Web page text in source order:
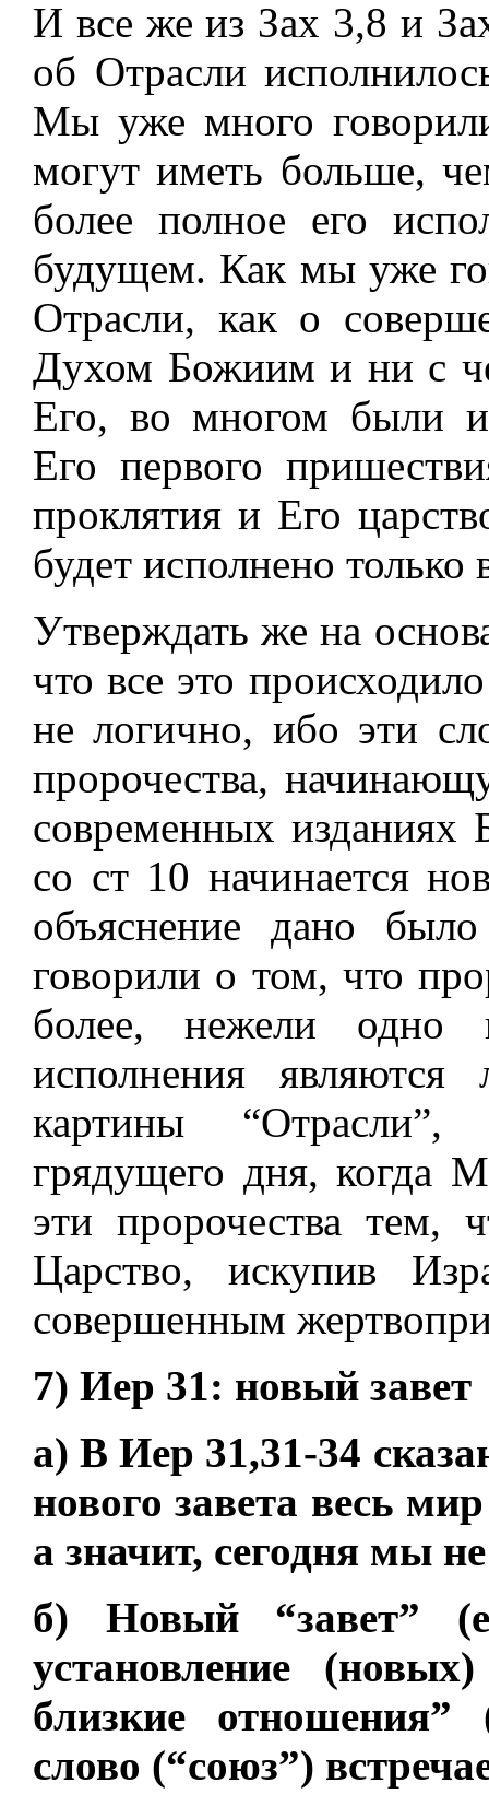
И все же из Зах 3,8 и
об Отрасли
Мы уже много
могут иметь больше,
более полное его
будущем. Как мы уже
Отрасли, как о
Духом Божиим и ни с
Его, во многом были
Его первого
проклятия и Его
будет исполнено
Утверждать же на
что все это
не логично, ибо эти
пророчества,
современных изданиях
со ст 10 начинается
объяснение дано
говорили о том, что
более, нежели одно
исполнения
картины
грядущего дня, когда
эти пророчества тем,
Царство, искупив
совершенным
7) Иер 31: новый завет
а) В Иер 31,31-34
нового завета весь
а значит, сегодня мы
б) Новый “завет”
установление
близкие
слово (“союз”)